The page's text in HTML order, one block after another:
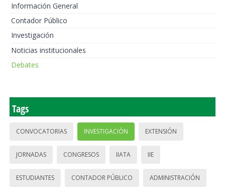
Información General
Contador Público
Investigación
Noticias institucionales
Debates
Tags
CONVOCATORIAS INVESTIGACIÓN EXTENSIÓN
JORNADAS CONGRESOS IIATA IIE
ESTUDIANTES CONTADOR PÚBLICO ADMINISTRACIÓN